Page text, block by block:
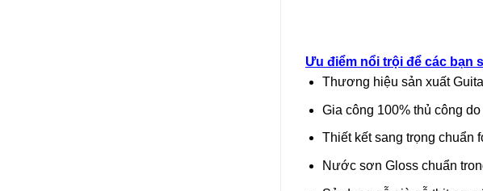
Ưu điểm nổi trội để các bạn
Thương hiệu sản xuất
Gia công 100% thủ công
Thiết kết sang trọng chuẩn
Nước sơn Gloss chuẩn